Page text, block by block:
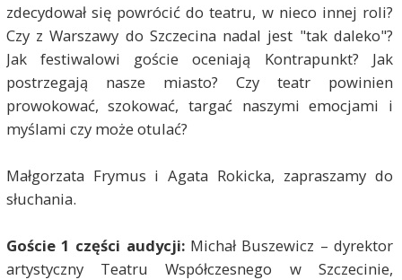
zdecydował się powrócić do teatru, w nieco innej roli?
Czy z Warszawy do Szczecina nadal jest "tak daleko"?
Jak festiwalowi goście oceniają Kontrapunkt? Jak
postrzegają nasze miasto? Czy teatr powinien
prowokować, szokować, targać naszymi emocjami i
myślami czy może otulać?
Małgorzata Frymus i Agata Rokicka, zapraszamy do
słuchania.
Goście 1 części audycji:Michał Buszewicz – dyrektor
artystyczny Teatru Współczesnego w Szczecinie,